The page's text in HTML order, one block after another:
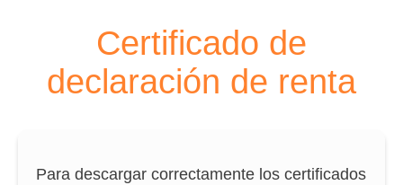
Certificado de
declaración de renta
Para descargar correctamente los certificados